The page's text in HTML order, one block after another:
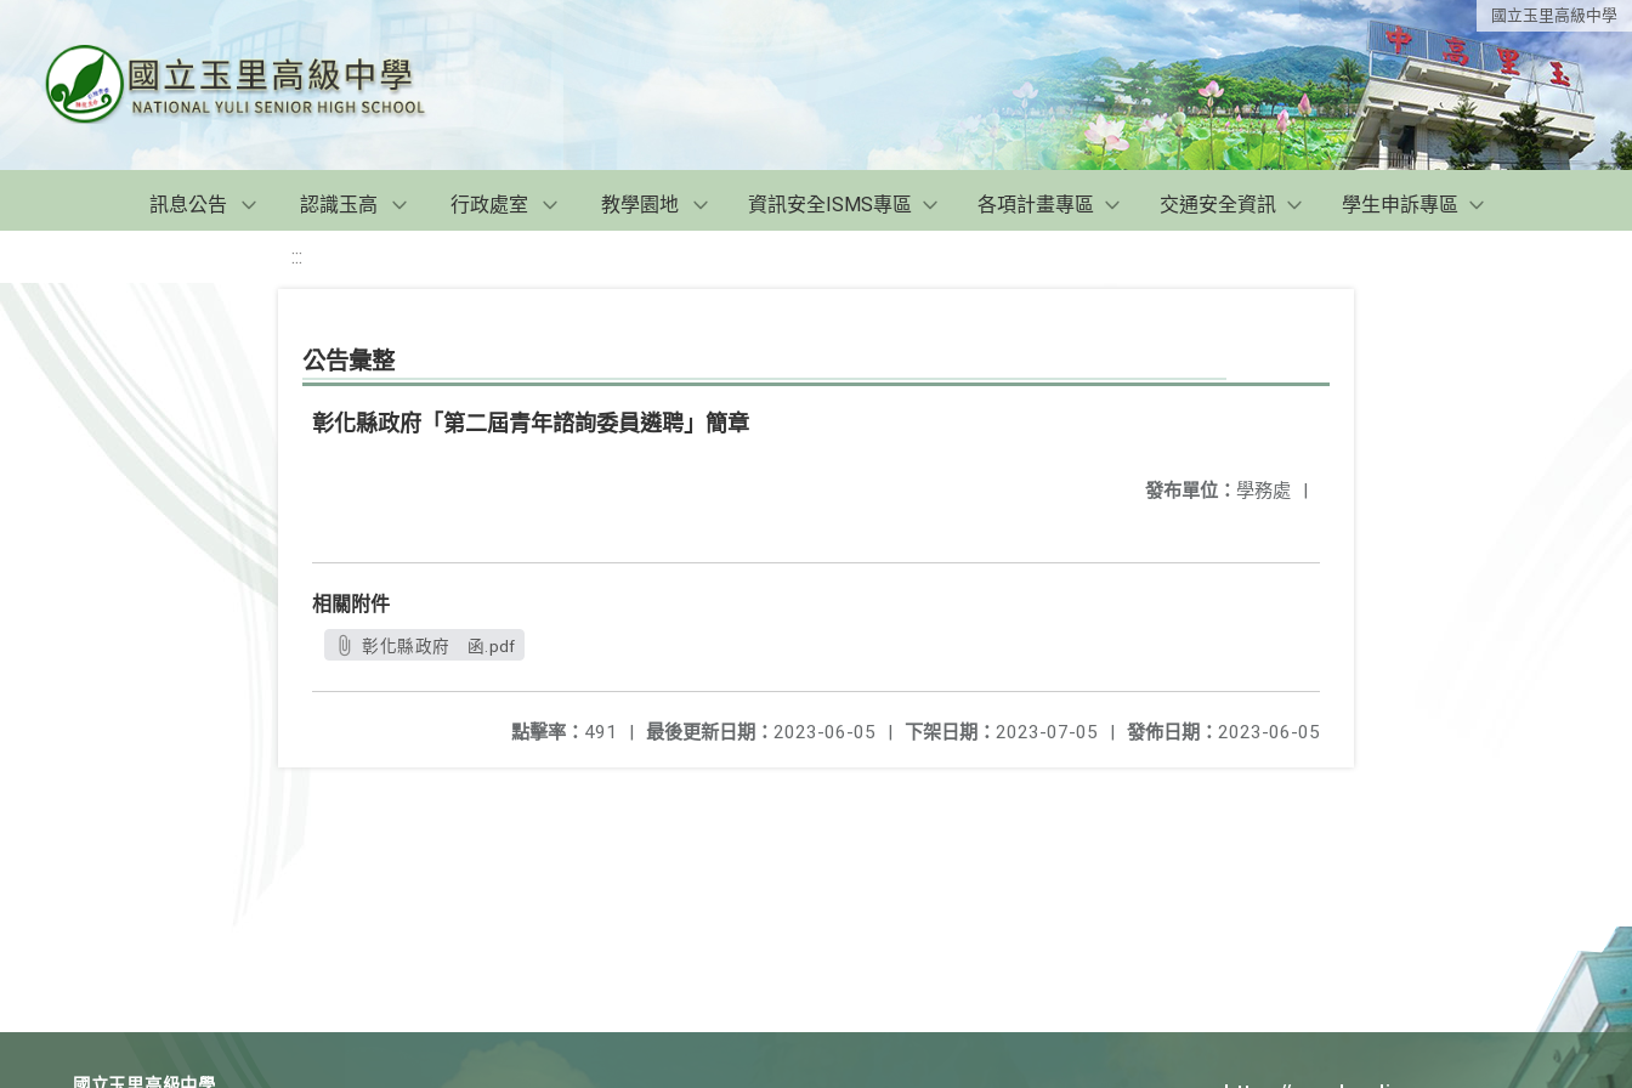
國立玉里高級中學
訊息公告 認識玉高 行政處室 教學園地 資訊安全ISMS專區 各項計畫專區 交通安全資訊 學生申訴專區
:::
公告彙整
彰化縣政府「第二屆青年諮詢委員遴聘」簡章
發布單位： 學務處 |
相關附件
彰化縣政府 函.pdf
發佈日期： 2023-06-05
下架日期： 2023-07-05 |
最後更新日期： 2023-06-05 |
點擊率： 491 |